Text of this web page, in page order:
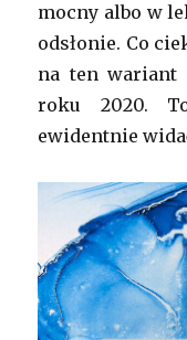
mocny albo w
odsłonie. Co
na ten wariant
roku 2020.
ewidentnie